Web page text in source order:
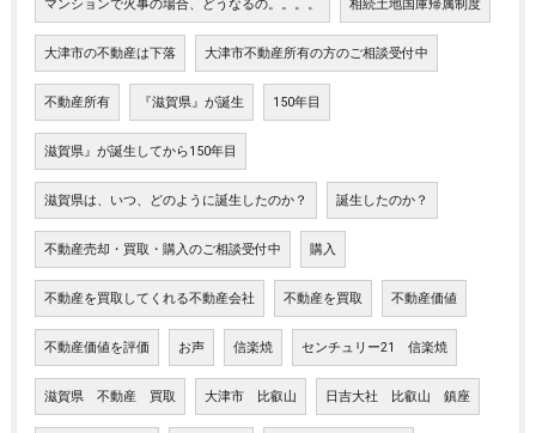
マンションで火事の場合、どうなるの。。。。 相続土地国庫帰属制度
大津市の不動産は下落 大津市不動産所有の方のご相談受付中
不動産所有 『滋賀県』が誕生 150年目
滋賀県』が誕生してから150年目
滋賀県は、いつ、どのように誕生したのか？ 誕生したのか？
不動産売却・買取・購入のご相談受付中 購入
不動産を買取してくれる不動産会社 不動産を買取 不動産価値
不動産価値を評価 お声 信楽焼 センチュリー21 信楽焼
滋賀県 不動産 買取 大津市 比叡山 日吉大社 比叡山 鎮座